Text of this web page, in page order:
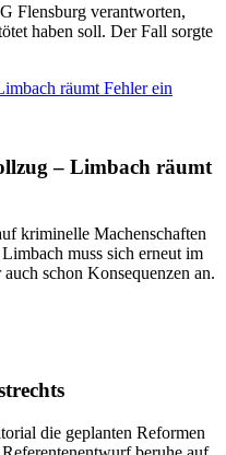
Flensburg verantworten,
haben soll. Der Fall sorgte
räumt Fehler ein
– Limbach räumt
kriminelle Machenschaften
muss sich erneut im
schon Konsequenzen an.
die geplanten Reformen